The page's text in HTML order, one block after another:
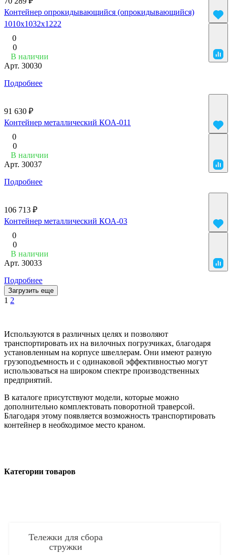
Контейнер опрокидывающийся (опрокидывающийся)
1010x1032x1222
0
0
В наличии
Арт. 30030
Подробнее
91 630 ₽
Контейнер металлический КОА-011
0
0
В наличии
Арт. 30037
Подробнее
106 713 ₽
Контейнер металлический КОА-03
0
0
В наличии
Арт. 30033
Подробнее
Загрузить еще
1 2
Используются в различных целях и позволяют
транспортировать их на вилочных погрузчиках, благодаря
установленным на корпусе швеллерам. Они имеют разную
грузоподъемность и с одинаковой эффективностью могут
использоваться на широком спектре производственных
предприятий.
В каталоге присутствуют модели, которые можно
дополнительно комплектовать поворотной траверсой.
Благодаря этому появляется возможность транспортировать
контейнер в необходимое место краном.
Категории товаров
Тележки для сбора
стружки